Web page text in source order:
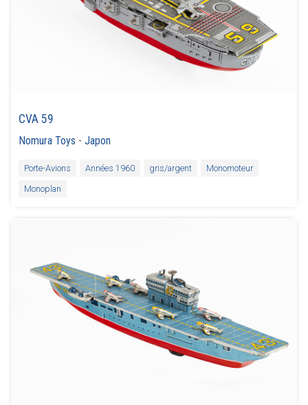
CVA 59
Nomura Toys -Japon
Porte-Avions Années 1960 gris/argent
Monomoteur
Monoplan